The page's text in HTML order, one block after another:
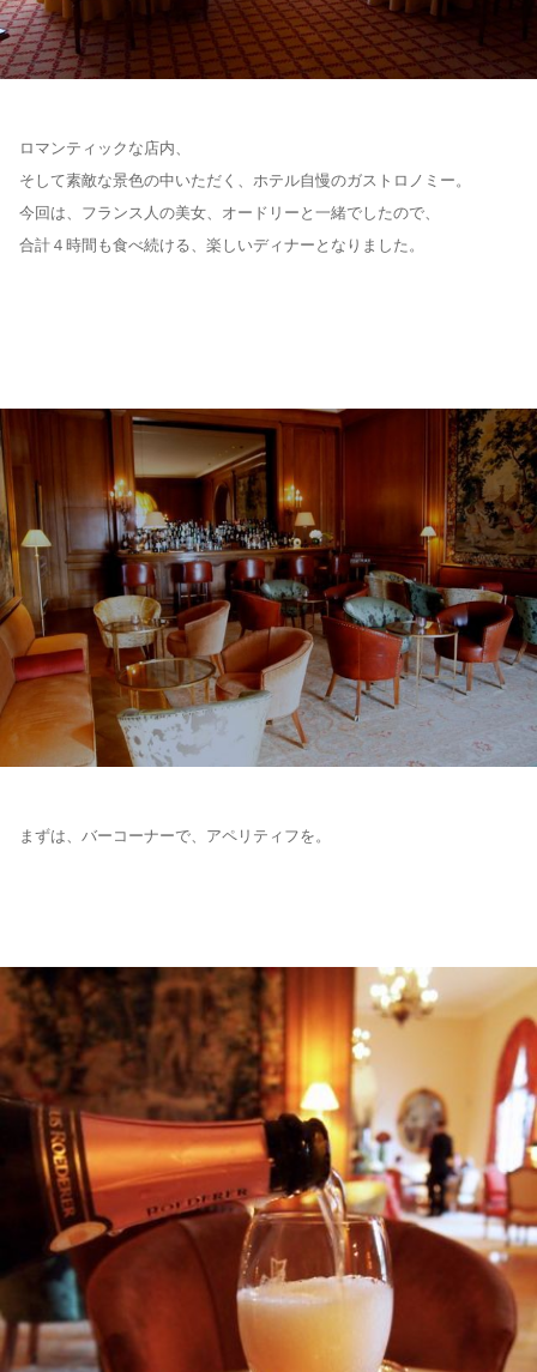
ロマンティックな店内、
そして素敵な景色の中いただく、ホテル自慢のガストロノミー。
今回は、フランス人の美女、オードリーと一緒でしたので、
合計４時間も食べ続ける、楽しいディナーとなりました。
まずは、バーコーナーで、アペリティフを。